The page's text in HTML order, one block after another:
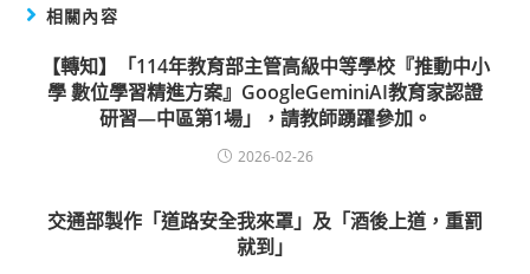
相關內容
【轉知】「114年教育部主管高級中等學校『推動中小
學 數位學習精進方案』GoogleGeminiAI教育家認證
研習—中區第1場」，請教師踴躍參加。
2026-02-26
交通部製作「道路安全我來罩」及「酒後上道，重罰
就到」